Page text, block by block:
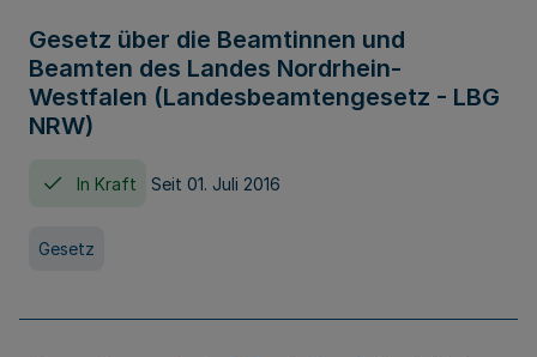
Gesetz über die Beamtinnen und
Beamten des Landes Nordrhein-
Westfalen (Landesbeamtengesetz - LBG
NRW)
In Kraft Seit 01. Juli 2016
Gesetz